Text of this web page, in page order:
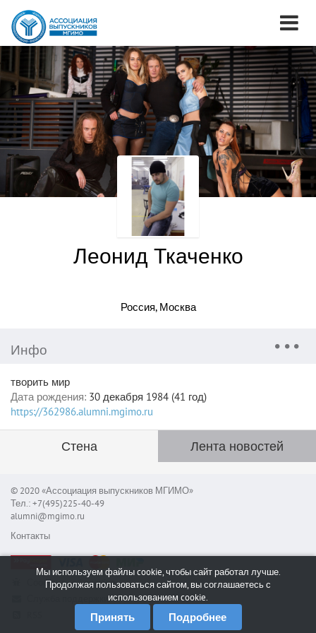
Леонид Ткаченко
Россия, Москва
Инфо
творить мир
Дата рождения: 30 декабря 1984 (41 год)
https://362986.alumni.mgimo.ru
Стена Лента новостей
© 2020 «Ассоциация выпускников МГИМО»
Тел.: +7(495)225-40-49
alumni@mgimo.ru
Контакты
Сообщить об ошибке
Мы используем файлы cookie, чтобы сайт работал лучше.
Продолжая пользоваться сайтом, вы соглашаетесь с
использованием cookie.
Принять Подробнее